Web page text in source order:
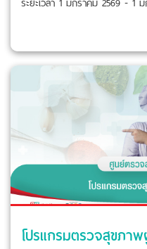
โปรแกรมตรวจสุขภา